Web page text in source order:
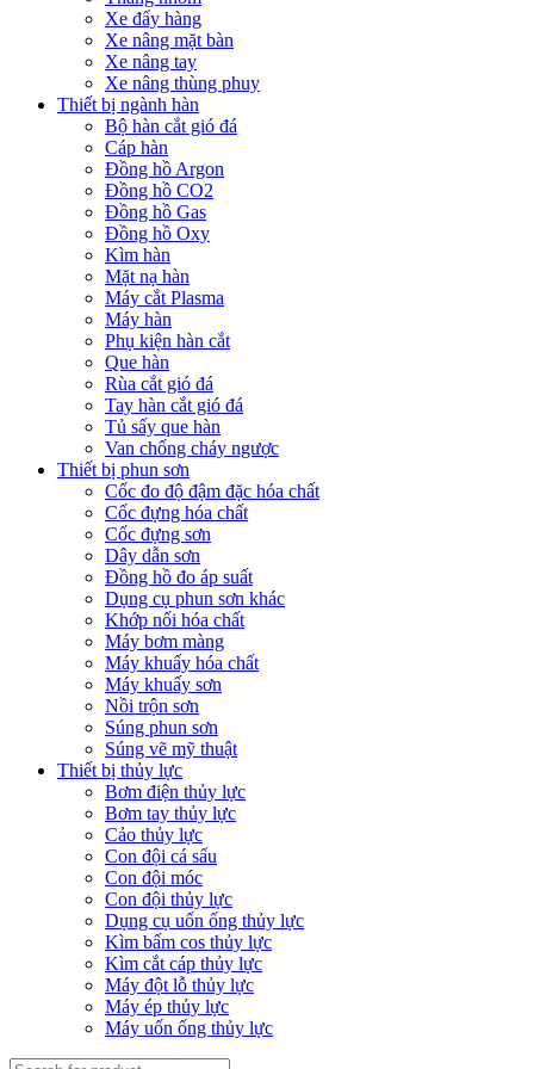
Xe đẩy hàng
Xe nâng mặt bàn
Xe nâng tay
Xe nâng thùng phuy
Thiết bị ngành hàn
Bộ hàn cắt gió đá
Cáp hàn
Đồng hồ Argon
Đồng hồ CO2
Đồng hồ Gas
Đồng hồ Oxy
Kìm hàn
Mặt nạ hàn
Máy cắt Plasma
Máy hàn
Phụ kiện hàn cắt
Que hàn
Rùa cắt gió đá
Tay hàn cắt gió đá
Tủ sấy que hàn
Van chống cháy ngược
Thiết bị phun sơn
Cốc đo độ đậm đặc hóa chất
Cốc đựng hóa chất
Cốc đựng sơn
Dây dẫn sơn
Đồng hồ đo áp suất
Dụng cụ phun sơn khác
Khớp nối hóa chất
Máy bơm màng
Máy khuấy hóa chất
Máy khuấy sơn
Nồi trộn sơn
Súng phun sơn
Súng vẽ mỹ thuật
Thiết bị thủy lực
Bơm điện thủy lực
Bơm tay thủy lực
Cảo thủy lực
Con đội cá sấu
Con đội móc
Con đội thủy lực
Dụng cụ uốn ống thủy lực
Kìm bấm cos thủy lực
Kìm cắt cáp thủy lực
Máy đột lỗ thủy lực
Máy ép thủy lực
Máy uốn ống thủy lực